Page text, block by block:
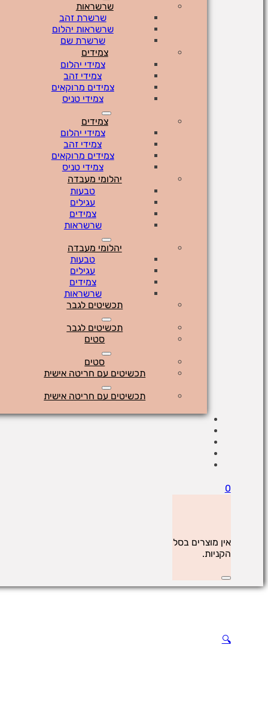
שרשראות
שרשרת זהב
שרשראות יהלום
שרשרת שם
צמידים
צמידי יהלום
צמידי זהב
צמידים מרוקאים
צמידי טניס
צמידים
צמידי יהלום
צמידי זהב
צמידים מרוקאים
צמידי טניס
יהלומי מעבדה
טבעות
עגילים
צמידים
שרשראות
יהלומי מעבדה
טבעות
עגילים
צמידים
שרשראות
תכשיטים לגבר
תכשיטים לגבר
סטים
סטים
תכשיטים עם חריטה אישית
תכשיטים עם חריטה אישית
0
אין מוצרים בסל
הקניות.
🔍